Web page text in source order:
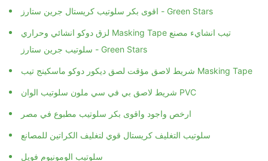
اقوى بكر سلوتيب كريستال جرين ستارز - Green Stars
لزق دوكو انشائي وحراري Masking Tape تيب انشايء مصنع
سلوتيب جرين ستارز - Green Stars
شريط لاصق مؤقت لصق ديكور دوكو ماسكينج تيب Masking Tape
شريط لاصق بي في سي ملون سلوتيب الوان PVC
ارخص واجود واقوى بكر سلوتيب مطبوع في مصر
سلوتيب التغليف كريستال قوي لتغليف الكراتين للمصانع
سلوتيب الومونيوم فويل